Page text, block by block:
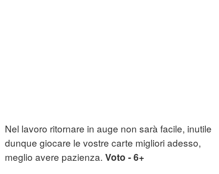
Nel lavoro ritornare in auge non sarà facile, inutile
dunque giocare le vostre carte migliori adesso,
meglio avere pazienza. Voto - 6+